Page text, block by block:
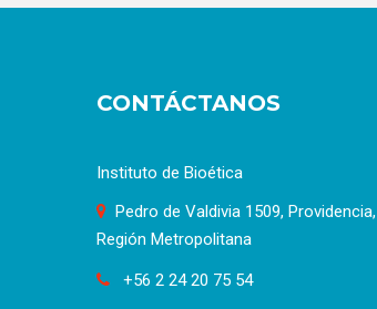
CONTÁCTANOS
Instituto de Bioética
Pedro de Valdivia 1509, Providencia,
Región Metropolitana
+56 2 24 20 75 54